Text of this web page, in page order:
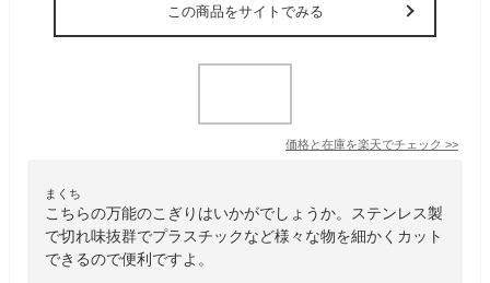
この商品をサイトでみる
価格と在庫を楽天でチェック >>
まくち
こちらの万能のこぎりはいかがでしょうか。ステンレス製
で切れ味抜群でプラスチックなど様々な物を細かくカット
できるので便利ですよ。